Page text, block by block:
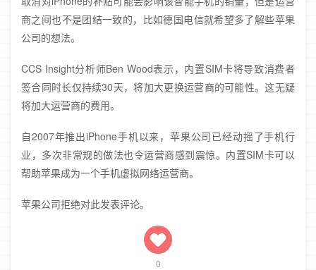
商之间也不是团结一致的，比如德国电信就希望多了解些苹果
公司的想法。
CCS Insight分析师Ben Wood表示，内置SIM卡将导致消费者
签合同时长仅持续30天，将加大更换运营商的可能性。这无疑
将加大运营商的费用。
自2007年推出iPhone手机以来，苹果公司已经动摇了手机行
业，多次非常规的做法也令运营商感到震惊。内置SIM卡可以
帮助苹果成为一个手机虚拟网络运营商。
苹果公司拒绝对此发表评论。
0